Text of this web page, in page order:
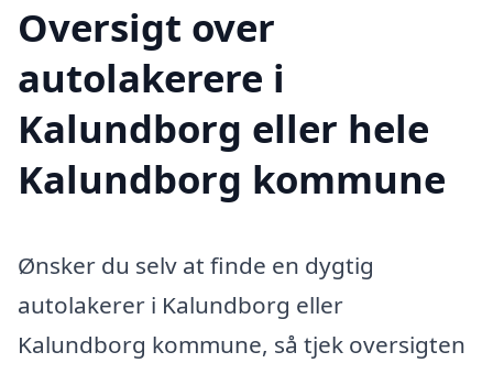
Oversigt over
autolakerere i
Kalundborg eller hele
Kalundborg kommune
Ønsker du selv at finde en dygtig
autolakerer i Kalundborg eller
Kalundborg kommune, så tjek oversigten